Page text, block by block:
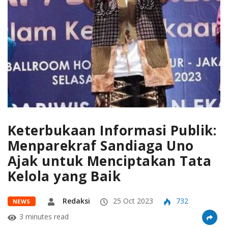
Keterbukaan Informasi Publik:
Menparekraf Sandiaga Uno
Ajak untuk Menciptakan Tata
Kelola yang Baik
NEWS Redaksi 25 Oct 2023
732
3 minutes read